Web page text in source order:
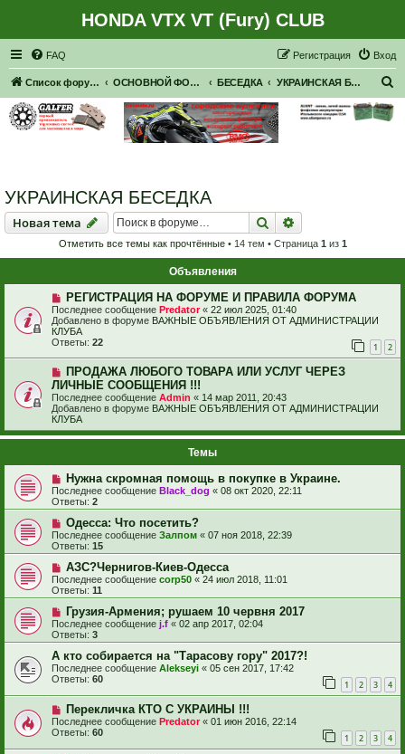
HONDA VTX VT (Fury) CLUB
FAQ Вход
Регистрация
Список форумов ОСНОВНОЙ ФОРУМ БЕСЕДКА УКРАИНСКАЯ БЕСЕДКА
УКРАИНСКАЯ БЕСЕДКА
Новая тема
Новаятема Поиск
Отметить все темы как прочтённые• 14 тем • Страница 1 из 1
Объявления
РЕГИСТРАЦИЯ НА ФОРУМЕ И ПРАВИЛА ФОРУМА
Последнее сообщение Predator« 22 июл 2025, 01:40
Добавлено в форуме ВАЖНЫЕ ОБЪЯВЛЕНИЯ ОТ АДМИНИСТРАЦИИ
КЛУБА
Ответы: 22 1 2
ПРОДАЖА ЛЮБОГО ТОВАРА ИЛИ УСЛУГ ЧЕРЕЗ
ЛИЧНЫЕ СООБЩЕНИЯ !!!
Последнее сообщение Admin « 14 мар 2011, 20:43
Добавлено в форуме ВАЖНЫЕ ОБЪЯВЛЕНИЯ ОТ АДМИНИСТРАЦИИ
КЛУБА
Темы
Нужна скромная помощь в покупке в Украине.
Последнее сообщение Black_dog « 08 окт 2020, 22:11
Ответы: 2
Одесса: Что посетить?
Последнее сообщение Залпом « 07 ноя 2018, 22:39
Ответы: 15
АЗС?Чернигов-Киев-Одесса
Последнее сообщение corp50 « 24 июл 2018, 11:01
Ответы: 11
Грузия-Армения; рушаем 10 червня 2017
Последнее сообщение j.f « 02 апр 2017, 02:04
Ответы: 3
А кто собирается на "Тарасову гору" 2017?!
Последнее сообщение Alekseyi « 05 сен 2017, 17:42
Ответы: 60 1 2 3 4
Перекличка КТО С УКРАИНЫ !!!
Последнее сообщение Predator« 01 июн 2016, 22:14
Ответы: 60 1 2 3 4